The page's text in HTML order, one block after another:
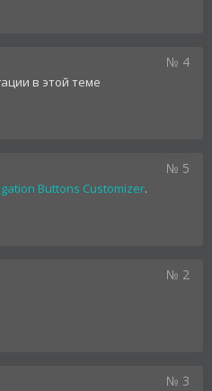
№ 4
в этой теме
№ 5
Buttons Customizer.
№ 2
№ 3